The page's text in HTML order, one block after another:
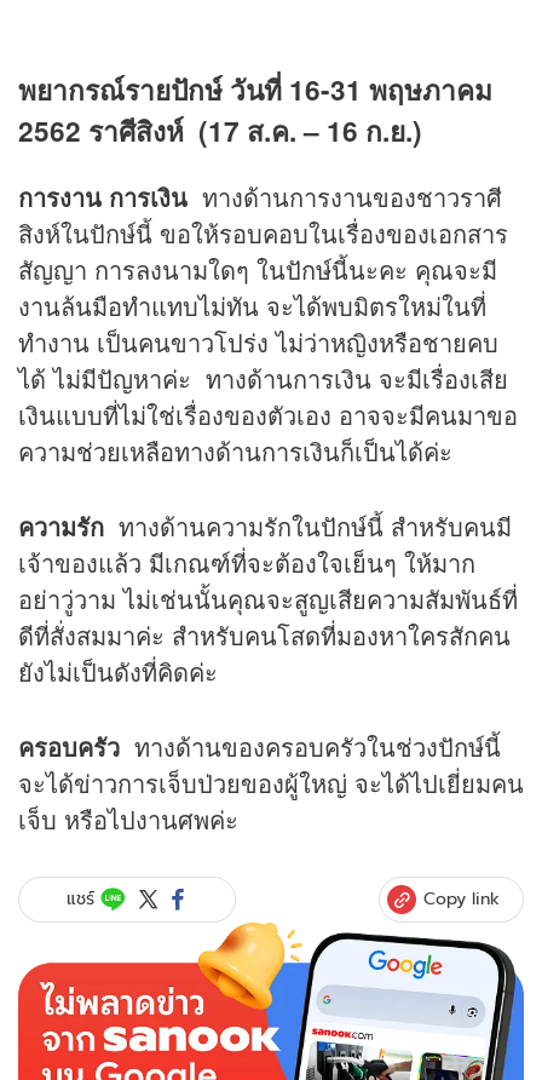
พยากรณ์รายปักษ์ วันที่ 16-31 พฤษภาคม
2562 ราศีสิงห์ (17 ส.ค. – 16 ก.ย.)
การงาน การเงิน ทางด้านการงานของชาวราศี
สิงห์ในปักษ์นี้ ขอให้รอบคอบในเรื่องของเอกสาร
สัญญา การลงนามใดๆ ในปักษ์นี้นะคะ คุณจะมี
งานล้นมือทำแทบไม่ทัน จะได้พบมิตรใหม่ในที่
ทำงาน เป็นคนขาวโปร่ง ไม่ว่าหญิงหรือชายคบ
ได้ ไม่มีปัญหาค่ะ ทางด้านการเงิน จะมีเรื่องเสีย
เงินแบบที่ไม่ใช่เรื่องของตัวเอง อาจจะมีคนมาขอ
ความช่วยเหลือทางด้านการเงินก็เป็นได้ค่ะ
ความรัก ทางด้านความรักในปักษ์นี้ สำหรับคนมี
เจ้าของแล้ว มีเกณฑ์ที่จะต้องใจเย็นๆ ให้มาก
อย่าวู่วาม ไม่เช่นนั้นคุณจะสูญเสียความสัมพันธ์ที่
ดีที่สั่งสมมาค่ะ สำหรับคนโสดที่มองหาใครสักคน
ยังไม่เป็นดังที่คิดค่ะ
ครอบครัว ทางด้านของครอบครัวในช่วงปักษ์นี้
จะได้ข่าวการเจ็บป่วยของผู้ใหญ่ จะได้ไปเยี่ยมคน
เจ็บ หรือไปงานศพค่ะ
แชร์ Copy link